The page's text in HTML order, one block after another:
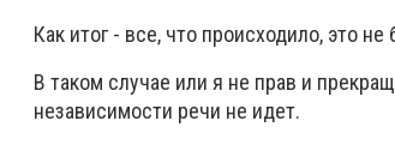
Как итог - все, что происходило, это
В таком случае или я не прав и
независимости речи не идет.